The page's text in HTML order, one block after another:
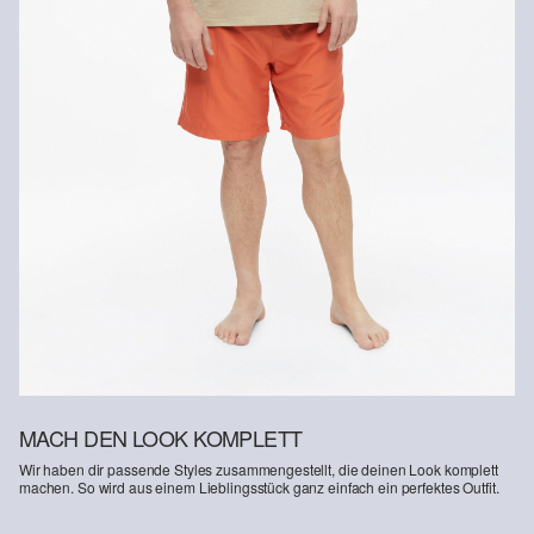
MACH DEN LOOK KOMPLETT
Wir haben dir passende Styles zusammengestellt, die deinen Look komplett
machen. So wird aus einem Lieblingsstück ganz einfach ein perfektes Outfit.